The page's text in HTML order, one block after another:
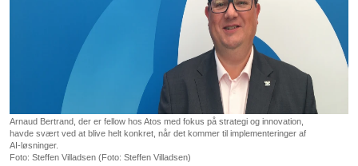
Arnaud Bertrand, der er fellow hos Atos med fokus på strategi og innovation,
havde svært ved at blive helt konkret, når det kommer til implementeringer af
AI-løsninger.
Foto: Steffen Villadsen (Foto: Steffen Villadsen)